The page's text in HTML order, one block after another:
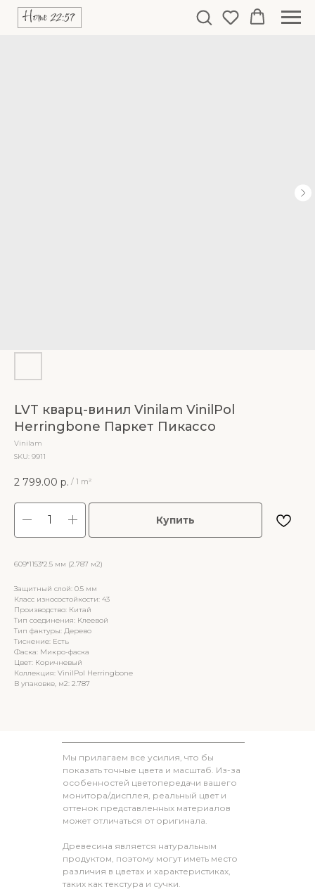
LVT кварц-винил Vinilam VinilPol
Herringbone Паркет Пикассо
Vinilam
SKU: 9911
2 799.00 р. / 1 m²
Купить
609*1153*2.5 мм (2.787 м2)
Защитный слой: 0.5 мм
Класс износостойкости: 43
Производство: Китай
Тип соединения: Клеевой
Тип фактуры: Дерево
Тиснение: Есть
Фаска: Микро-фаска
Цвет: Коричневый
Коллекция: VinilPol Herringbone
В упаковке, м2: 2.787
Мы прилагаем все усилия, что бы
показать точные цвета и масштаб. Из-за
особенностей цветопередачи вашего
монитора/дисплея, реальный цвет и
оттенок представленных материалов
может отличаться от оригинала.
Древесина является натуральным
продуктом, поэтому могут иметь место
различия в цветах и характеристиках,
таких как текстура и сучки.